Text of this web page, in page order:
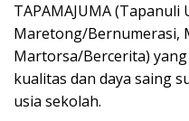
TAPAMAJUMA (Tapanuli
Maretong/Bernumerasi,
Martorsa/Bercerita)
kualitas dan daya saing
usia sekolah.